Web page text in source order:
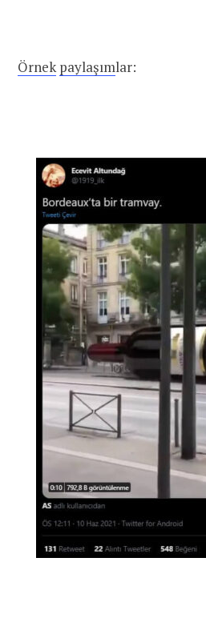
Örnek paylaşımlar: